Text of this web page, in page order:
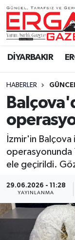
DİYARBAKIR
HABERLER
İzmir'in
operasyonunda
ele geçirildi.
29.06.2026 - 11:28
YAYINLANMA
DİYARBAKIR
BİSMİL
BAĞLAR
ERGANİ
Güncel
Eği̇ti̇m
Resmi
Sağlık
Si̇yaset
Spor
Yaşam
Ergani
Ergani Hava
Ergani Trafik
Süper Lig
Tüm
Son Dakika
Haber Arşivi